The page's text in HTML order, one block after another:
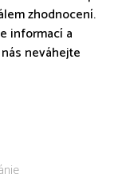
zhodnocení.
informací a
neváhejte